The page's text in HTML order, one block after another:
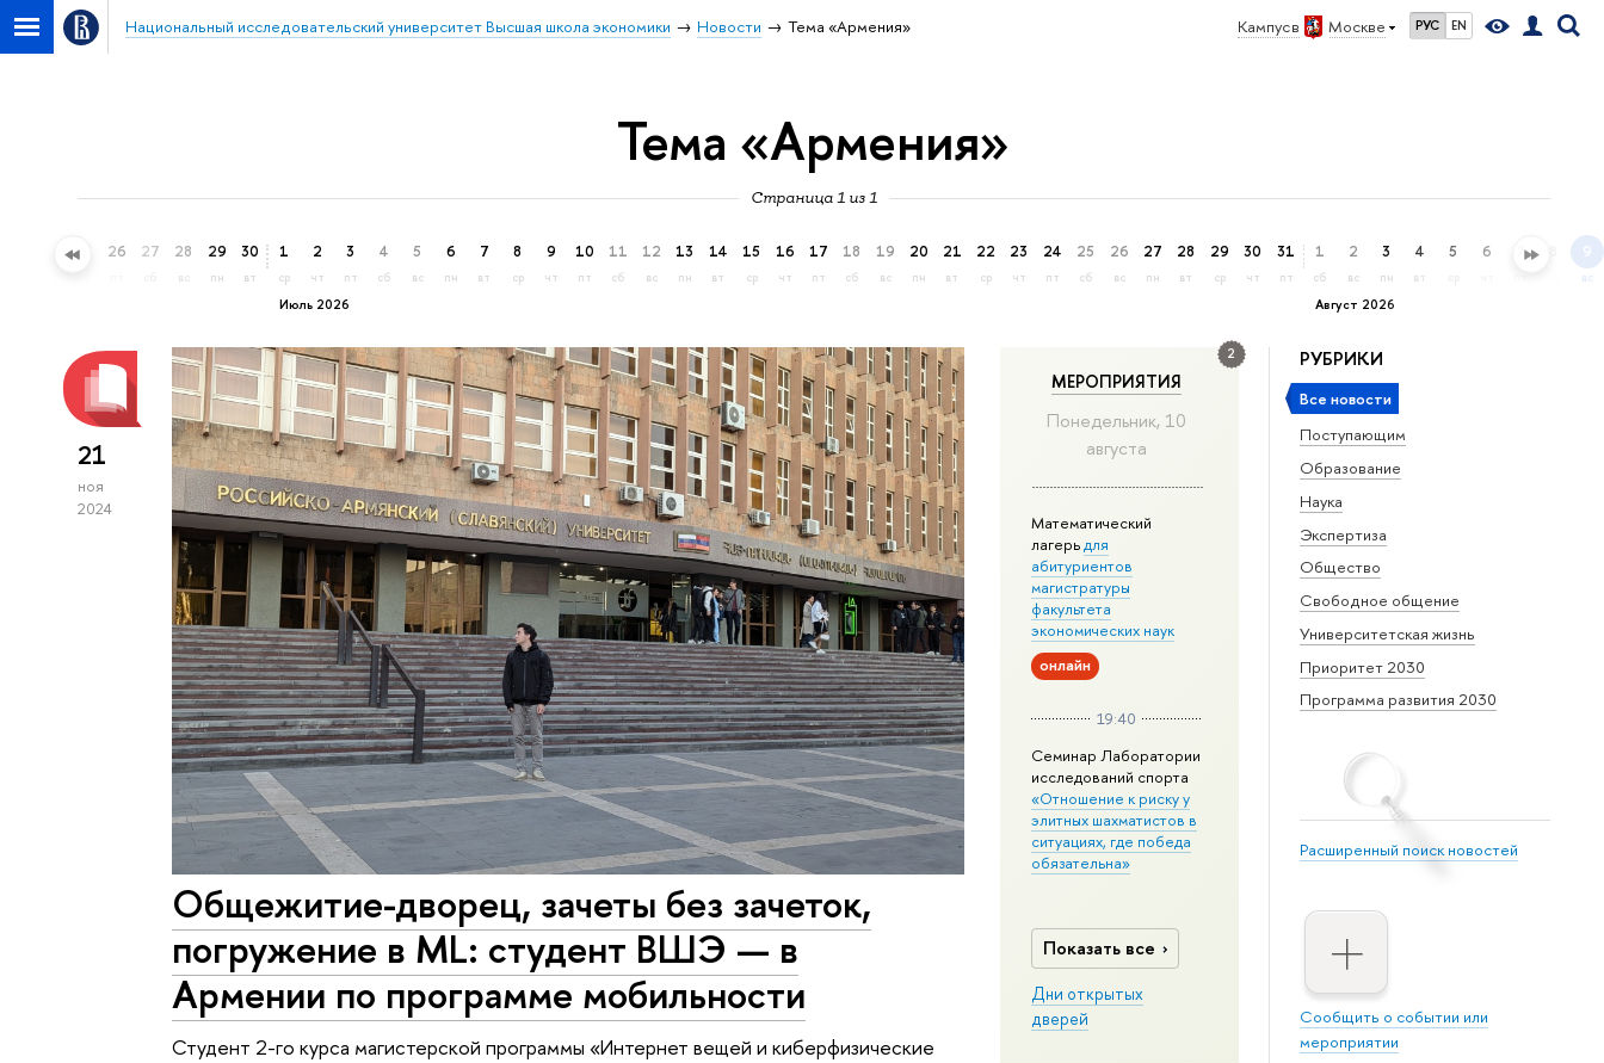
Кампус в Москве РУС EN
Национальный исследовательский университет Высшая школа экономики Новости Тема «Армения»
Тема «Армения»
Страница 1 из 1
25 26 27 28
вс
29
пн
30
вт
Июль 2026
1
ср
2
чт
3
пт
4
сб
5
вс
6
пн
7
вт
8
ср
9
чт
10
пт
11
сб
12
вс
13
пн
14
вт
15
ср
16
чт
17
пт
18
сб
19
вс
20
пн
21
вт
22
ср
23
чт
24
пт
25
сб
26
вс
27
пн
28
вт
29
ср
30
чт
31
пт
Август 2026
1
сб
2
вс
3
пн
4
вт
5 6 7 9
вс
РУБРИКИ
Все новости
Поступающим
Образование
Наука
Экспертиза
Общество
Свободное общение
Университетская жизнь
Приоритет 2030
Программа развития 2030
Расширенный поиск новостей
Сообщить о событии или
мероприятии
2
МЕРОПРИЯТИЯ
Понедельник, 10
августа
Математический
лагерь для
абитуриентов
магистратуры
факультета
экономических наук
онлайн
19:40
Семинар Лаборатории
исследований спорта
«Отношение к риску у
элитных шахматистов в
ситуациях, где победа
обязательна»
Показать все
Дни открытых
дверей
21
ноя
2024
Общежитие-дворец, зачеты без зачеток,
погружение в ML: студент ВШЭ — в
Армении по программе мобильности
Студент 2-го курса магистерской программы «Интернет вещей и киберфизические